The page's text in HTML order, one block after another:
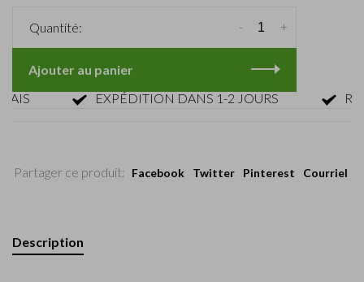
Quantité: +
-
Ajouter au panier
EXPÉDITION DANS 1-2 JOURS
Partager ce produit: Facebook Twitter Pinterest Courriel
Description